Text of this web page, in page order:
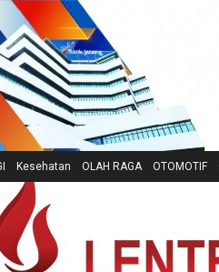
Kesehatan OLAH RAGA OTOMOTIF